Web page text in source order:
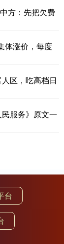
方：先把欠费
体涨价，每度
区，吃高档日
服务》原文一
台